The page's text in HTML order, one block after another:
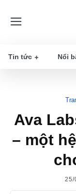
Tin tức Nổi
Ava
– một
25/